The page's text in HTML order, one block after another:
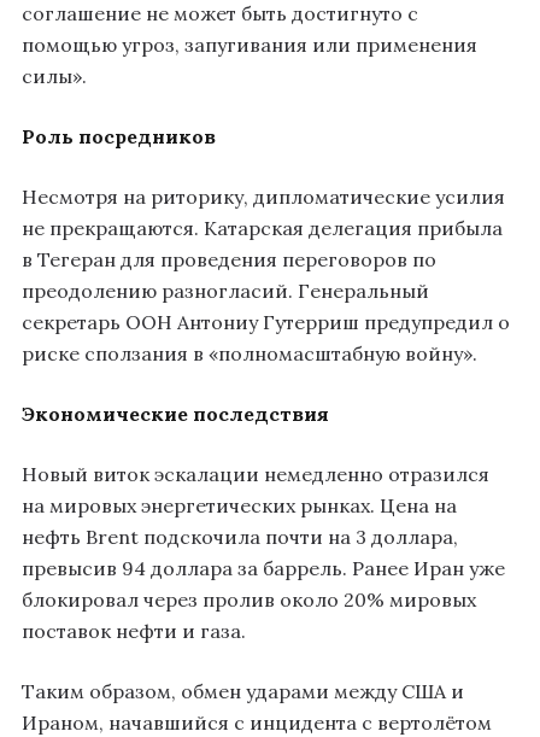
соглашение не может быть достигнуто с
помощью угроз, запугивания или применения
силы».
Роль посредников
Несмотря на риторику, дипломатические усилия
не прекращаются. Катарская делегация прибыла
в Тегеран для проведения переговоров по
преодолению разногласий. Генеральный
секретарь ООН Антониу Гутерриш предупредил о
риске сползания в «полномасштабную войну».
Экономические последствия
Новый виток эскалации немедленно отразился
на мировых энергетических рынках. Цена на
нефть Brent подскочила почти на 3 доллара,
превысив 94 доллара за баррель. Ранее Иран уже
блокировал через пролив около 20% мировых
поставок нефти и газа.
Таким образом, обмен ударами между США и
Ираном, начавшийся с инцидента с вертолётом